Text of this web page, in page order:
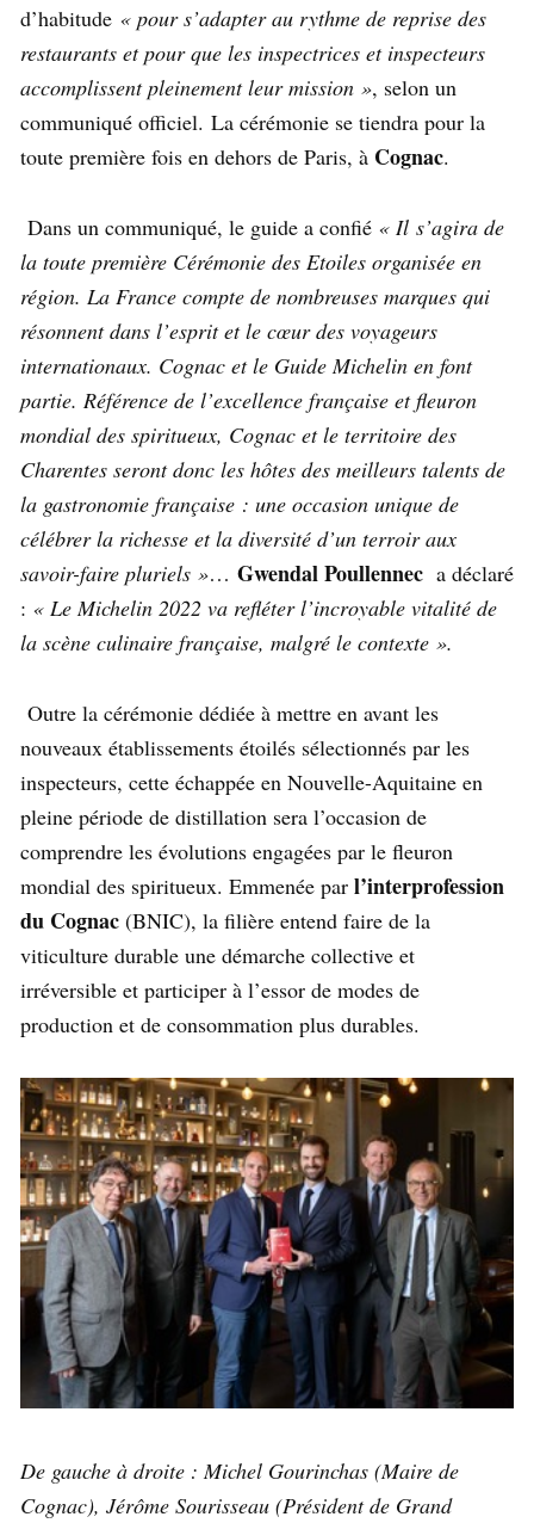
d’habitude « pour s’adapter au rythme de reprise des
restaurants et pour que les inspectrices et inspecteurs
accomplissent pleinement leur mission », selon un
communiqué officiel. La cérémonie se tiendra pour la
toute première fois en dehors de Paris, à Cognac.
Dans un communiqué, le guide a confié « Il s’agira de
la toute première Cérémonie des Etoiles organisée en
région. La France compte de nombreuses marques qui
résonnent dans l’esprit et le cœur des voyageurs
internationaux. Cognac et le Guide Michelin en font
partie. Référence de l’excellence française et fleuron
mondial des spiritueux, Cognac et le territoire des
Charentes seront donc les hôtes des meilleurs talents de
la gastronomie française : une occasion unique de
célébrer la richesse et la diversité d’un terroir aux
savoir-faire pluriels »… Gwendal Poullennec a déclaré
: « Le Michelin 2022 va refléter l’incroyable vitalité de
la scène culinaire française, malgré le contexte ».
Outre la cérémonie dédiée à mettre en avant les
nouveaux établissements étoilés sélectionnés par les
inspecteurs, cette échappée en Nouvelle-Aquitaine en
pleine période de distillation sera l’occasion de
comprendre les évolutions engagées par le fleuron
mondial des spiritueux. Emmenée par l’interprofession
du Cognac (BNIC), la filière entend faire de la
viticulture durable une démarche collective et
irréversible et participer à l’essor de modes de
production et de consommation plus durables.
De gauche à droite : Michel Gourinchas (Maire de
Cognac), Jérôme Sourisseau (Président de Grand